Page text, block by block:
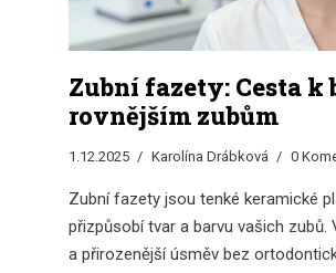
Zubní fazety: Cesta k
rovnějším zubům
1.12.2025 Karolína Drábková 0
Zubní fazety jsou tenké keramické
přizpůsobí tvar a barvu vašich zubů.
a přirozenější úsměv bez